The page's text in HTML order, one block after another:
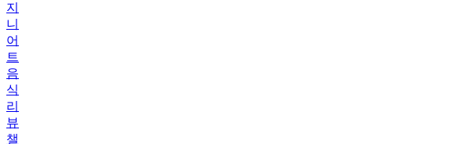
지
니
어
트
음
식
리
뷰
챌